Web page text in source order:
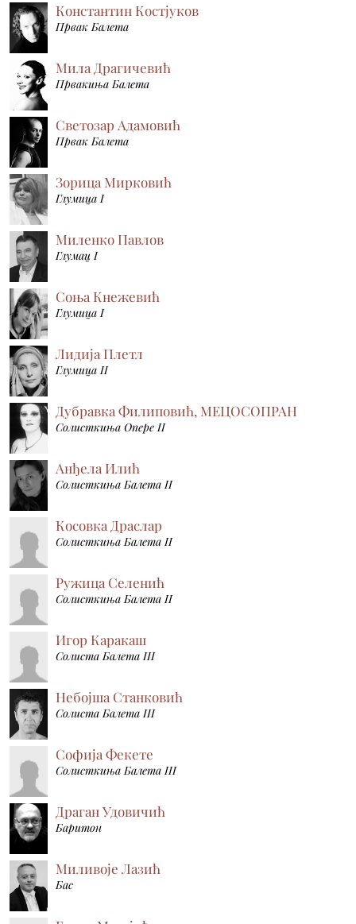
Константин Костјуков
Првак Балета
Мила Драгичевић
Првакиња Балета
Светозар Адамовић
Првак Балета
Зорица Мирковић
Глумица I
Миленко Павлов
Глумац I
Соња Кнежевић
Глумица I
Лидија Плетл
Глумица II
Дубравка Филиповић, МЕЦОСОПРАН
Солисткиња Опере II
Анђела Илић
Солисткиња Балета II
Косовка Драслар
Солисткиња Балета II
Ружица Селенић
Солисткиња Балета II
Игор Каракаш
Солиста Балета III
Небојша Станковић
Солиста Балета III
Софија Фекете
Солисткиња Балета III
Драган Удовичић
Баритон
Миливоје Лазић
Бас